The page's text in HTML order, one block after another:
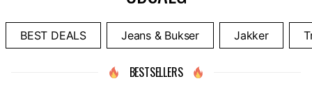
BEST DEALS Jeans & Bukser Jakker
BESTSELLERS